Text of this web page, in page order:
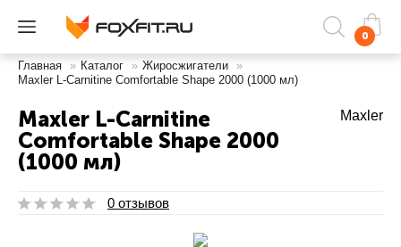
0
Главная » Каталог » Жиросжигатели
»
Maxler L-Carnitine Comfortable Shape 2000 (1000 мл)
Maxler L-Carnitine
Comfortable Shape 2000
(1000 мл)
Maxler
0 отзывов